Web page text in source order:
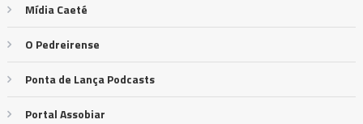
Mídia Caeté
O Pedreirense
Ponta de Lança Podcasts
Portal Assobiar